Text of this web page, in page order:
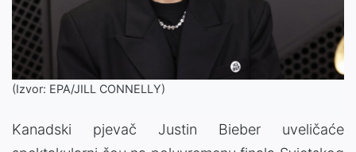
(Izvor: EPA/JILL CONNELLY)
Kanadski pjevač Justin Bieber uveličaće